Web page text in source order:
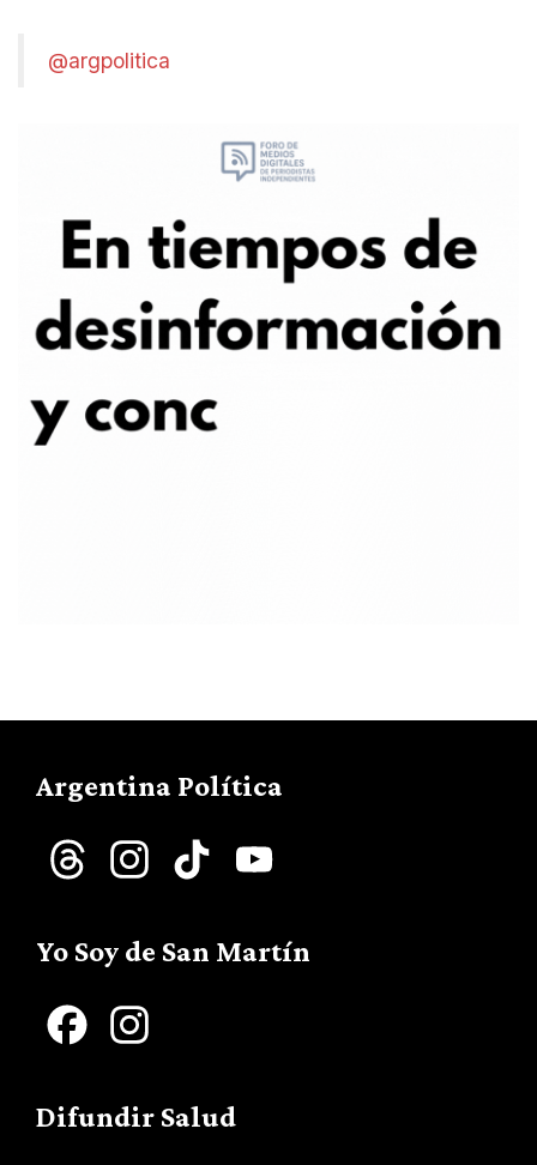
@argpolitica
Argentina Política
Threads InstagramTikTok
Yo Soy de San Martín
Facebook
Difundir Salud